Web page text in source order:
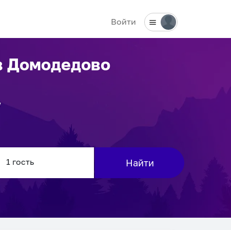
Войти
Домодедово
Найти